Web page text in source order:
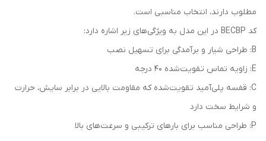
مطلوب دارند، انتخاب مناسبی است.
کد BECBP در این مدل به ویژگی‌های زیر اشاره دارد:
B: طراحی شیار و برآمدگی برای تسهیل نصب
E: زاویه تماس تقویت‌شده 40 درجه
C: قفسه پلی‌آمید تقویت‌شده که مقاومت بالایی در برابر سایش، حرارت
و شرایط سخت دارد
P: طراحی مناسب برای بارهای ترکیبی و سرعت‌های بالا